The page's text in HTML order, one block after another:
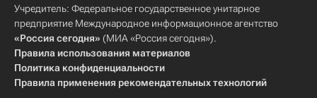
Учредитель: Федеральное государственное унитарное
предприятие Международное информационное агентство
«Россия сегодня» (МИА «Россия сегодня»).
Правила использования материалов
Политика конфиденциальности
Правила применения рекомендательных технологий